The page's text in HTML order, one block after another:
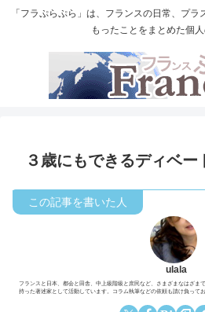
「フラぷらぷら」は、フランスの日常、プ
もったことをまとめた個
３歳にもできるディベー
ulala
フランスと日本、都会と田舎、中上級階級と庶民など、さまざまなはざま
持った著述家として活動しています。コラム執筆などの依頼も請け負ってお